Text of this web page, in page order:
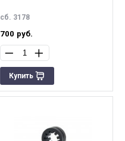
сб. 3178
700 руб.
Купить